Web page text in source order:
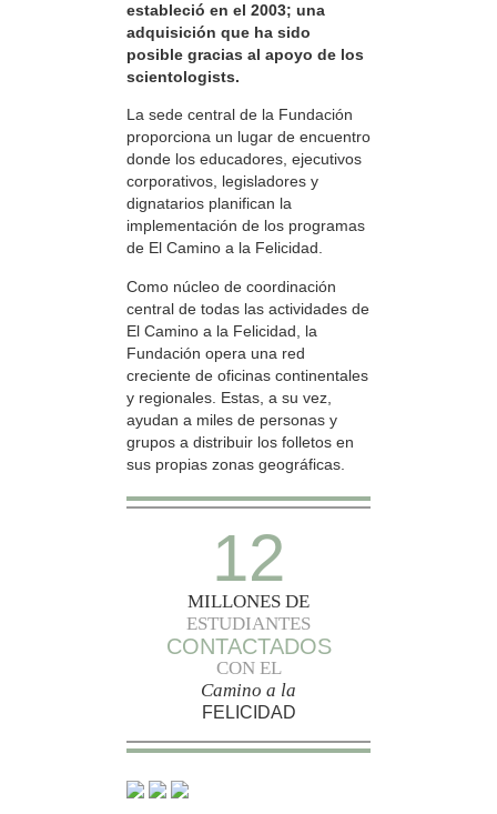
estableció en el 2003; una
adquisición que ha sido
posible gracias al apoyo de los
scientologists.
La sede central de la Fundación
proporciona un lugar de encuentro
donde los educadores, ejecutivos
corporativos, legisladores y
dignatarios planifican la
implementación de los programas
de El Camino a la Felicidad.
Como núcleo de coordinación
central de todas las actividades de
El Camino a la Felicidad, la
Fundación opera una red
creciente de oficinas continentales
y regionales. Estas, a su vez,
ayudan a miles de personas y
grupos a distribuir los folletos en
sus propias zonas geográficas.
12
MILLONES DE
ESTUDIANTES
CONTACTADOS
CON EL
Camino a la
FELICIDAD